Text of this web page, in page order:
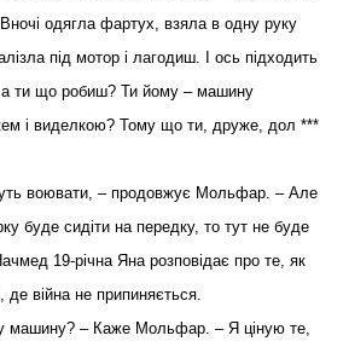
одягла фартух, взяла в одну руку
під мотор і лагодиш. І ось підходить
а ти що робиш? Ти йому – машину
і виделкою? Тому що ти, друже, дол ***
воювати, – продовжує Мольфар. – Але
буде сидіти на передку, то тут не буде
19-річна Яна розповідає про те, як
війна не припиняється.
машину? – Каже Мольфар. – Я ціную те,